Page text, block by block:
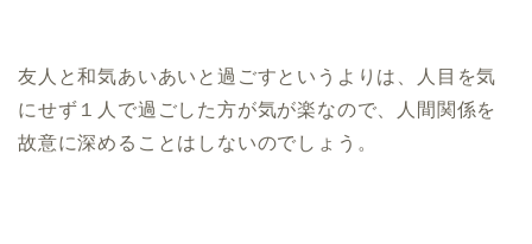
友人と和気あいあいと過ごすというよりは、人目を気
にせず１人で過ごした方が気が楽なので、人間関係を
故意に深めることはしないのでしょう。